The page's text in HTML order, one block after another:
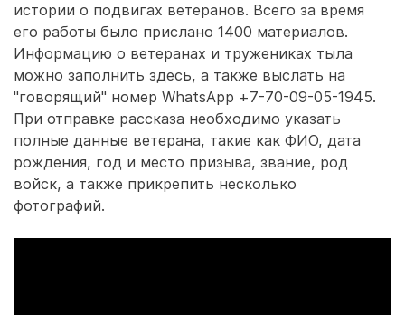
истории о подвигах ветеранов. Всего за время
его работы было прислано 1400 материалов.
Информацию о ветеранах и тружениках тыла
можно заполнить здесь, а также выслать на
"говорящий" номер WhatsApp +7-70-09-05-1945.
При отправке рассказа необходимо указать
полные данные ветерана, такие как ФИО, дата
рождения, год и место призыва, звание, род
войск, а также прикрепить несколько
фотографий.